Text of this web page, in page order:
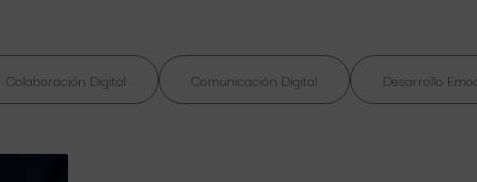
Colaboración Digital Comunicación Digital Desarrollo